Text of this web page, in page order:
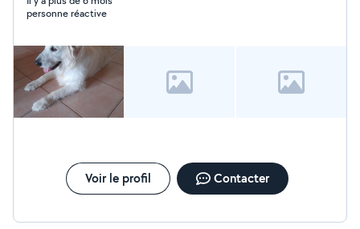
personne réactive
Voir le profil Contacter